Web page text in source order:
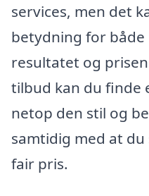
services, men det
betydning for
resultatet og
tilbud kan du finde
netop den stil og
samtidig med at
fair pris.